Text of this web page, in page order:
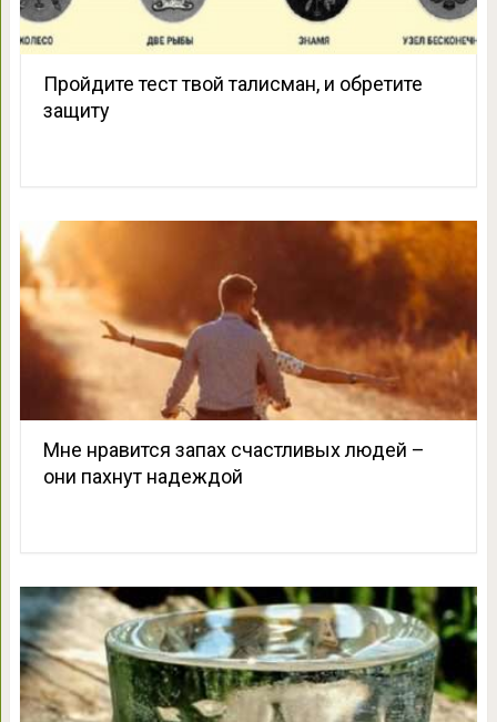
Пройдите тест твой талисман, и обретите
защиту
Мне нравится запах счастливых людей –
они пахнут надеждой